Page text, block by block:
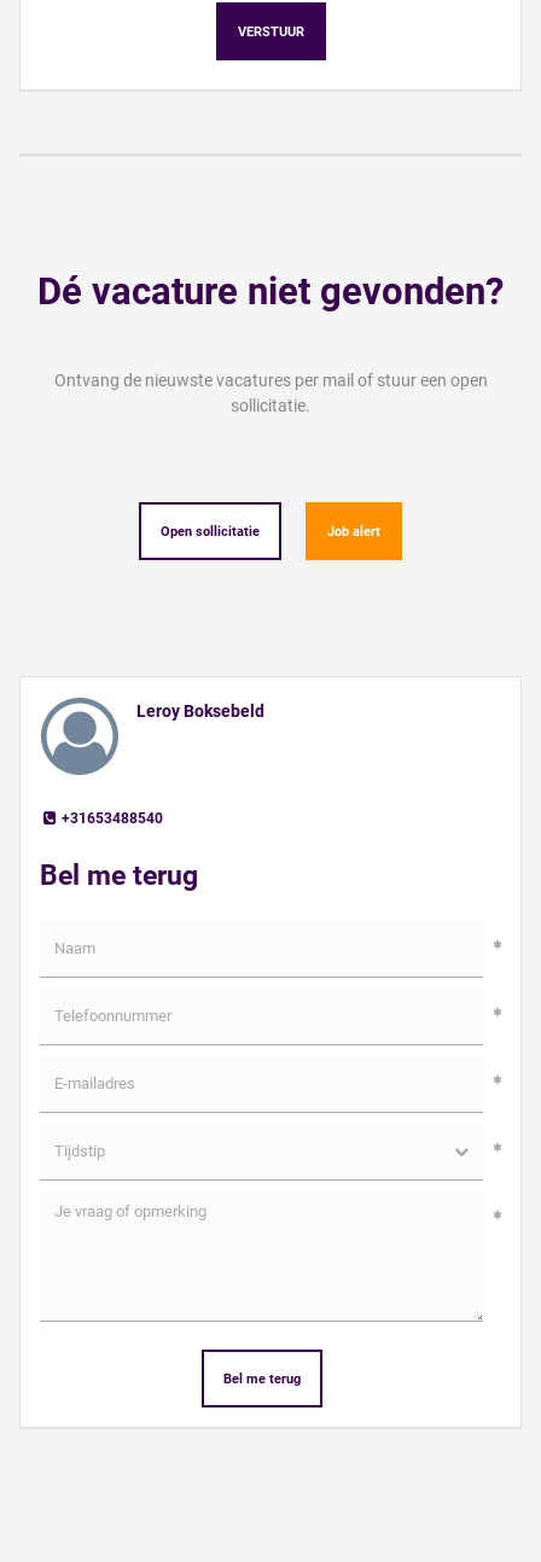
VERSTUUR
Dé vacature niet gevonden?
Ontvang de nieuwste vacatures per mail of stuur een open
sollicitatie.
Open sollicitatie Job alert
Leroy Boksebeld
+31653488540
Bel me terug
Bel me terug